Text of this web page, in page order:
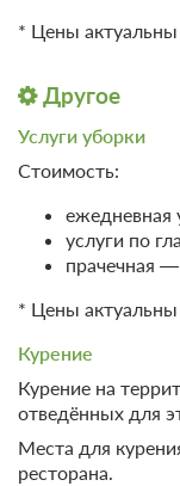
* Цены актуальны
Другое
Услуги уборки
Стоимость:
ежедневная
услуги по
прачечная
* Цены актуальны
Курение
Курение на
отведённых для
Места для
ресторана.